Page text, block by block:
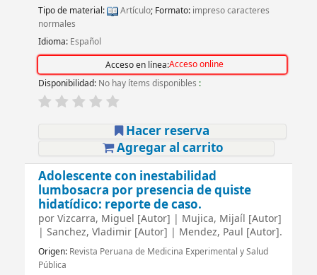
Tipo de material:
Artículo; Formato: impreso caracteres
normales
Idioma: Español
Acceso en línea:Acceso online
Disponibilidad: No hay ítems disponibles :
Hacer reserva
Agregar al carrito
Adolescente con inestabilidad
lumbosacra por presencia de quiste
hidatídico: reporte de caso.
porVizcarra, Miguel [Autor] | Mujica, Mijaíl [Autor]
| Sanchez, Vladimir[Autor] | Mendez, Paul [Autor].
Origen: Revista Peruana de Medicina Experimental y Salud
Pública